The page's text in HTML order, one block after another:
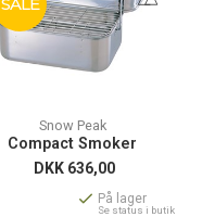
Snow Peak
Compact Smoker
DKK 636,00
På lager
Se status i butik